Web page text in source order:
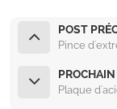
POST
Pince
Plaque